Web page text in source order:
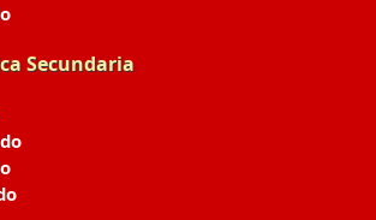
Secundaria